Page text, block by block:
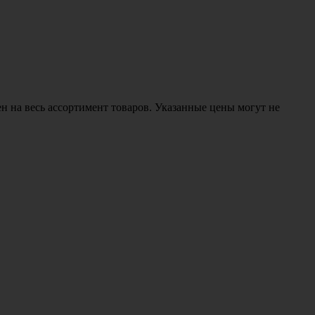
весь ассортимент товаров. Указанные цены могут не